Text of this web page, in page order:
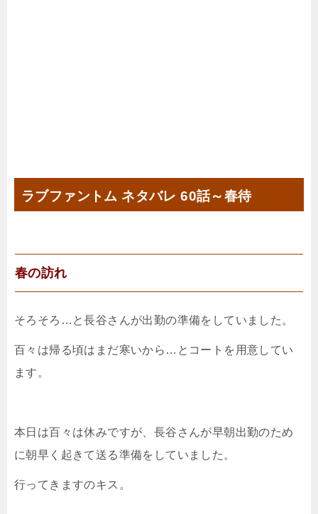
ラブファントム ネタバレ 60話～春待
春の訪れ
そろそろ…と長谷さんが出勤の準備をしていました。
百々は帰る頃はまだ寒いから…とコートを用意してい
ます。
本日は百々は休みですが、長谷さんが早朝出勤のため
に朝早く起きて送る準備をしていました。
行ってきますのキス。